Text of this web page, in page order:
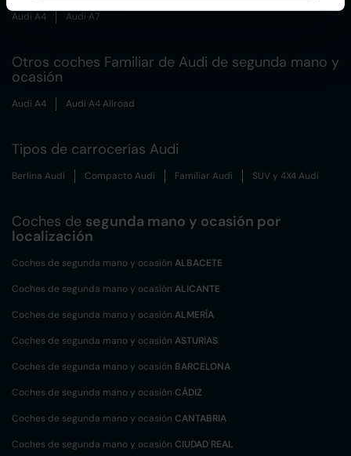
Audi A4 Audi A7
Otros coches Familiar de Audi de segunda mano y
ocasión
Audi A4 Audi A4 Allroad
Tipos de carrocerías Audi
Berlina Audi Compacto Audi Familiar Audi SUV y 4X4 Audi
Coches de segunda mano y ocasión por
localización
Coches de segunda mano y ocasión ALBACETE
Coches de segunda mano y ocasión ALICANTE
Coches de segunda mano y ocasión ALMERÍA
Coches de segunda mano y ocasión ASTURIAS
Coches de segunda mano y ocasión BARCELONA
Coches de segunda mano y ocasión CÁDIZ
Coches de segunda mano y ocasión CANTABRIA
Coches de segunda mano y ocasión CIUDAD REAL